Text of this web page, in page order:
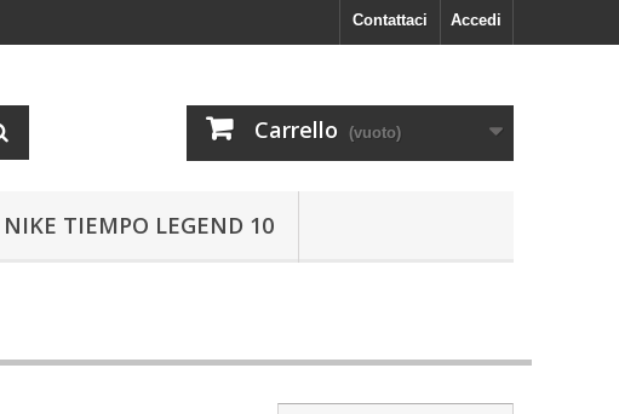
Accedi
Contattaci
Carrello (vuoto)
NIKE TIEMPO LEGEND 10